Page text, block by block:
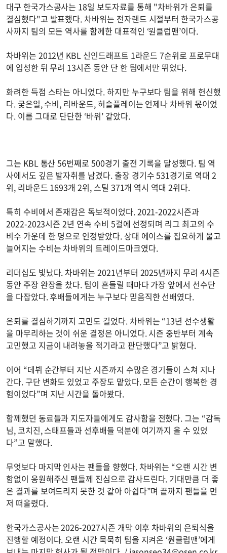
대구 한국가스공사는 18일 보도자료를 통해 "차바위가 은퇴를
결심했다"고 발표했다. 차바위는 전자랜드 시절부터 한국가스공
사까지 팀의 모든 역사를 함께한 대표적인 ‘원클럽맨’이다.
차바위는 2012년 KBL 신인드래프트 1라운드 7순위로 프로무대
에 입성한 뒤 무려 13시즌 동안 단 한 팀에서만 뛰었다.
화려한 득점 스타는 아니었다. 하지만 누구보다 팀을 위해 헌신했
다. 궂은일, 수비, 리바운드, 허슬플레이는 언제나 차바위 몫이었
다. 이름 그대로 단단한 ‘바위’ 같았다.
그는 KBL 통산 56번째로 500경기 출전 기록을 달성했다. 팀 역
사에서도 깊은 발자취를 남겼다. 출장 경기수 531경기로 역대 2
위, 리바운드 1693개 2위, 스틸 371개 역시 역대 2위다.
특히 수비에서 존재감은 독보적이었다. 2021-2022시즌과
2022-2023시즌 2년 연속 수비 5걸에 선정되며 리그 최고의 수
비수 가운데 한 명으로 인정받았다. 상대 에이스를 집요하게 물고
늘어지는 수비는 차바위의 트레이드마크였다.
리더십도 빛났다. 차바위는 2021년부터 2025년까지 무려 4시즌
동안 주장 완장을 찼다. 팀이 흔들릴 때마다 가장 앞에서 선수단
을 다잡았다. 후배들에게는 누구보다 믿음직한 선배였다.
은퇴를 결심하기까지 고민도 길었다. 차바위는 “13년 선수생활
을 마무리하는 것이 쉬운 결정은 아니었다. 시즌 중반부터 계속
고민했고 지금이 내려놓을 적기라고 판단했다”고 밝혔다.
이어 “데뷔 순간부터 지난 시즌까지 수많은 경기들이 스쳐 지나
간다. 구단 변화도 있었고 주장도 맡았다. 모든 순간이 행복한 경
험이었다”며 지난 시간을 돌아봤다.
함께했던 동료들과 지도자들에게도 감사함을 전했다. 그는 “감독
님, 코치진, 스태프들과 선후배들 덕분에 여기까지 올 수 있었
다”고 말했다.
무엇보다 마지막 인사는 팬들을 향했다. 차바위는 “오랜 시간 변
함없이 응원해주신 팬들께 진심으로 감사드린다. 기대만큼 더 좋
은 결과를 보여드리지 못한 것 같아 아쉽다”며 끝까지 팬들을 먼
저 떠올렸다.
한국가스공사는 2026-2027시즌 개막 이후 차바위의 은퇴식을
진행할 예정이다. 오랜 시간 묵묵히 팀을 지켜온 ‘원클럽맨’에게